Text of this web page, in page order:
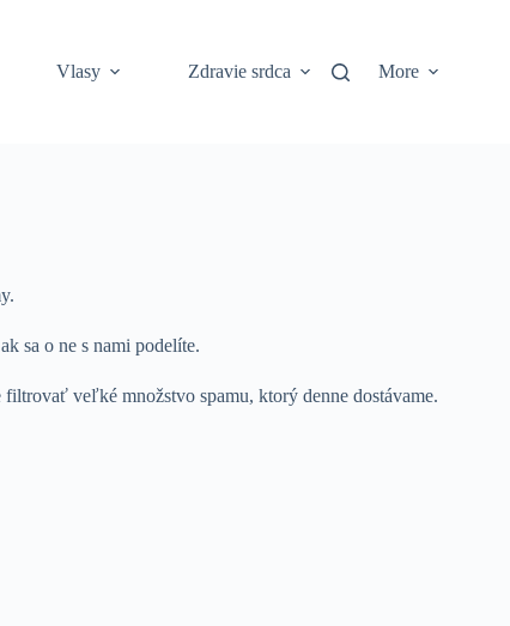
Vlasy Zdravie srdca More
sa o ne s nami podelíte.
veľké množstvo spamu, ktorý denne dostávame.